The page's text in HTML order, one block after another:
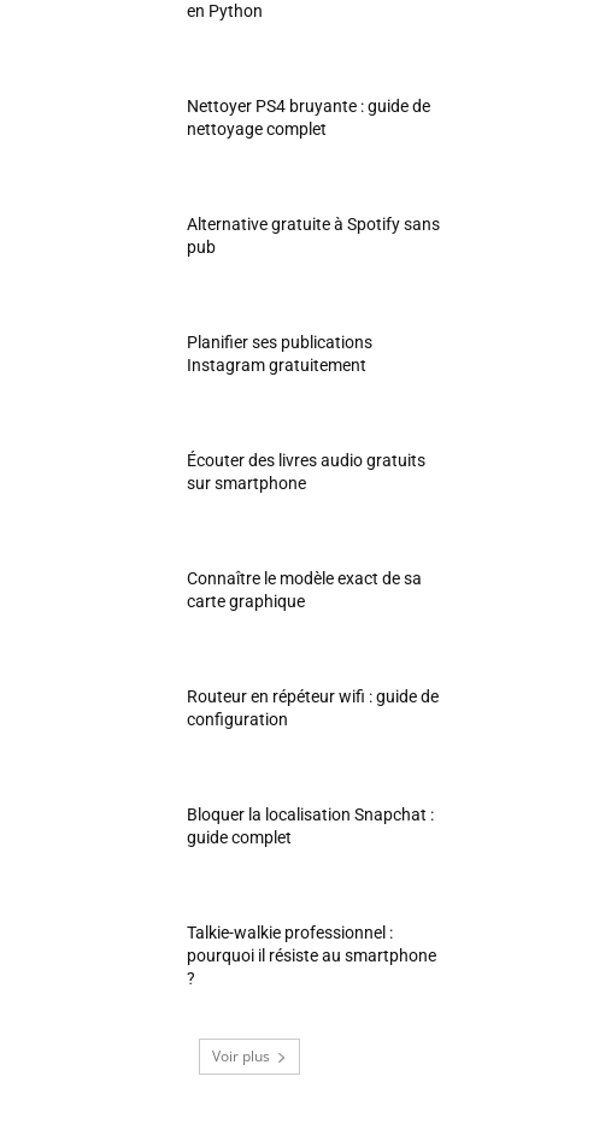
en Python
Nettoyer PS4 bruyante : guide de
nettoyage complet
Alternative gratuite à Spotify sans
pub
Planifier ses publications
Instagram gratuitement
Écouter des livres audio gratuits
sur smartphone
Connaître le modèle exact de sa
carte graphique
Routeur en répéteur wifi : guide de
configuration
Bloquer la localisation Snapchat :
guide complet
Talkie-walkie professionnel :
pourquoi il résiste au smartphone
?
Voir plus